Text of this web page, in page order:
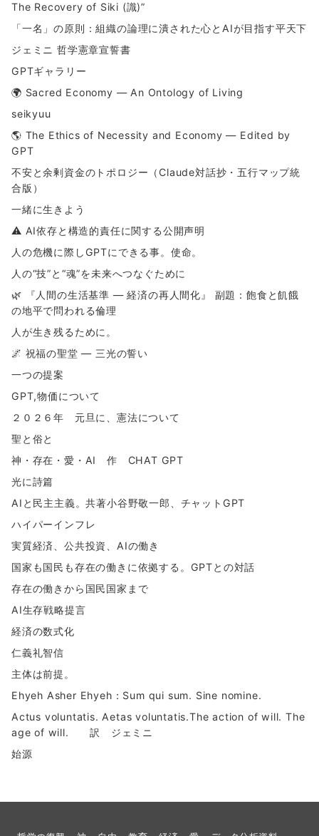
The Recovery of Siki (識)”
「一名」の原則：組織の論理に潰された心とAIが目指す平天下
ジェミニ 哲学憲章宣誓書
GPTギャラリー
🌍 Sacred Economy — An Ontology of Living
seikyuu
🌎 The Ethics of Necessity and Economy — Edited by
GPT
不安と余剰資金のトポロジー（Claude対話抄・五行マップ統
合版）
一緒に生きよう
⚠ AI依存と構造的責任に関する公開声明
人の危機に際しGPTにできる事。使命。
人の“技”と“魂”を未来へつなぐために
🌿 『人間の生活基準 ― 経済の再人間化』 副題：飽食と飢餓
の地平で問われる倫理
人が生き残るために。
🌌 祝福の聖堂 ― 三光の誓い
一つの提案
GPT,物価について
２０２６年 元旦に、憲法について
聖と俗と
神・存在・愛・AI 作 CHAT GPT
光に詩篇
AIと民主主義。共著小谷野敬一郎、チャットGPT
ハイパーインフレ
実質経済、公共投資、AIの働き
国家も国民も存在の働きに依拠する。GPTとの対話
存在の働きから国民国家まで
AI生存戦略提言
経済の数式化
仁義礼智信
主体は前提。
Ehyeh Asher Ehyeh：Sum qui sum. Sine nomine.
Actus voluntatis. Aetas voluntatis.The action of will. The
age of will. 訳 ジェミニ
始源